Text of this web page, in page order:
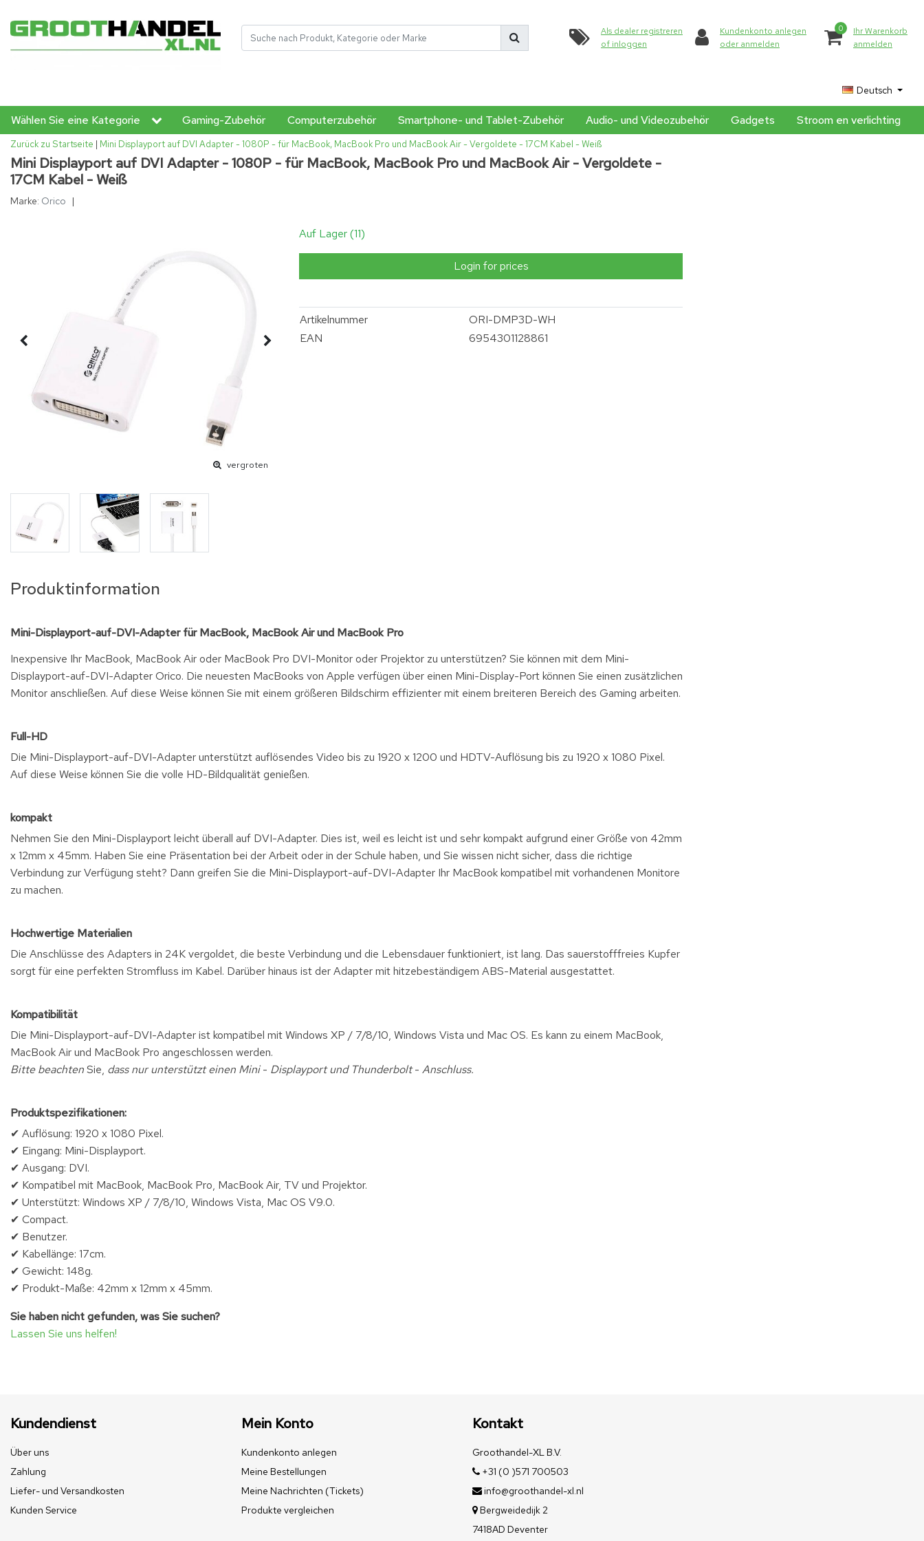
Als dealer registreren
of inloggen
Kundenkonto anlegen
oder anmelden
0
Ihr Warenkorb
anmelden
Deutsch
Wählen Sie eine Kategorie Gaming-Zubehör Computerzubehör Smartphone- und Tablet-Zubehör Audio- und Videozubehör Gadgets Stroom en verlichting
Zurück zu Startseite | Mini Displayport auf DVI Adapter - 1080P - für MacBook, MacBook Pro und MacBook Air - Vergoldete - 17CM Kabel - Weiß
Mini Displayport auf DVI Adapter - 1080P - für MacBook, MacBook Pro und MacBook Air - Vergoldete -
17CM Kabel - Weiß
Marke: Orico |
vergroten
Auf Lager (11)
Login for prices
Artikelnummer
ORI-DMP3D-WH
EAN
6954301128861
Produktinformation
Mini-Displayport-auf-DVI-Adapter für MacBook, MacBook Air und MacBook Pro
Inexpensive Ihr MacBook, MacBook Air oder MacBook Pro DVI-Monitor oder Projektor zu unterstützen? Sie können mit dem Mini-
Displayport-auf-DVI-Adapter Orico. Die neuesten MacBooks von Apple verfügen über einen Mini-Display-Port können Sie einen zusätzlichen
Monitor anschließen. Auf diese Weise können Sie mit einem größeren Bildschirm effizienter mit einem breiteren Bereich des Gaming arbeiten.
Full-HD
Die Mini-Displayport-auf-DVI-Adapter unterstützt auflösendes Video bis zu 1920 x 1200 und HDTV-Auflösung bis zu 1920 x 1080 Pixel.
Auf diese Weise können Sie die volle HD-Bildqualität genießen.
kompakt
Nehmen Sie den Mini-Displayport leicht überall auf DVI-Adapter. Dies ist, weil es leicht ist und sehr kompakt aufgrund einer Größe von 42mm
x 12mm x 45mm. Haben Sie eine Präsentation bei der Arbeit oder in der Schule haben, und Sie wissen nicht sicher, dass die richtige
Verbindung zur Verfügung steht? Dann greifen Sie die Mini-Displayport-auf-DVI-Adapter Ihr MacBook kompatibel mit vorhandenen Monitore
zu machen.
Hochwertige Materialien
Die Anschlüsse des Adapters in 24K vergoldet, die beste Verbindung und die Lebensdauer funktioniert, ist lang. Das sauerstofffreies Kupfer
sorgt für eine perfekten Stromfluss im Kabel. Darüber hinaus ist der Adapter mit hitzebeständigem ABS-Material ausgestattet.
Kompatibilität
Die Mini-Displayport-auf-DVI-Adapter ist kompatibel mit Windows XP / 7/8/10, Windows Vista und Mac OS. Es kann zu einem MacBook,
MacBook Air und MacBook Pro angeschlossen werden.
Bitte beachtenSie, dass nur unterstützt einen Mini- Displayport und Thunderbolt- Anschluss.
Produktspezifikationen:
✔ Auflösung: 1920 x 1080 Pixel.
✔ Eingang: Mini-Displayport.
✔ Ausgang: DVI.
✔ Kompatibel mit MacBook, MacBook Pro, MacBook Air, TV und Projektor.
✔ Unterstützt: Windows XP / 7/8/10, Windows Vista, Mac OS V9.0.
✔ Compact.
✔ Benutzer.
✔ Kabellänge: 17cm.
✔ Gewicht: 148g.
✔ Produkt-Maße: 42mm x 12mm x 45mm.
Sie haben nicht gefunden, was Sie suchen?
Lassen Sie uns helfen!
Kundendienst
Über uns
Zahlung
Liefer- und Versandkosten
Kunden Service
Mein Konto
Kundenkonto anlegen
Meine Bestellungen
Meine Nachrichten (Tickets)
Produkte vergleichen
Kontakt
Groothandel-XL B.V.
+31 (0 )571 700503
info@groothandel-xl.nl
Bergweidedijk 2
7418AD Deventer